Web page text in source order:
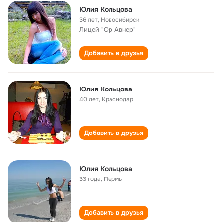
Юлия Кольцова
36 лет, Новосибирск
Лицей "Ор Авнер"
Добавить в друзья
Юлия Кольцова
40 лет, Краснодар
Добавить в друзья
Юлия Кольцова
33 года, Пермь
Добавить в друзья